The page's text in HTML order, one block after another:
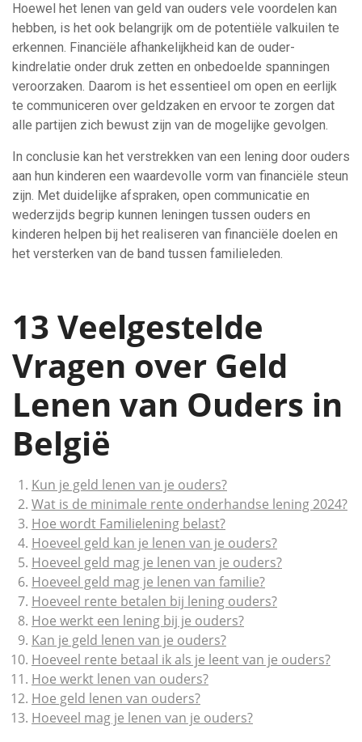
Hoewel het lenen van geld van ouders vele voordelen kan
hebben, is het ook belangrijk om de potentiële valkuilen te
erkennen. Financiële afhankelijkheid kan de ouder-
kindrelatie onder druk zetten en onbedoelde spanningen
veroorzaken. Daarom is het essentieel om open en eerlijk
te communiceren over geldzaken en ervoor te zorgen dat
alle partijen zich bewust zijn van de mogelijke gevolgen.
In conclusie kan het verstrekken van een lening door ouders
aan hun kinderen een waardevolle vorm van financiële steun
zijn. Met duidelijke afspraken, open communicatie en
wederzijds begrip kunnen leningen tussen ouders en
kinderen helpen bij het realiseren van financiële doelen en
het versterken van de band tussen familieleden.
13 Veelgestelde
Vragen over Geld
Lenen van Ouders in
België
Kun je geld lenen van je ouders?
Wat is de minimale rente onderhandse lening 2024?
Hoe wordt Familielening belast?
Hoeveel geld kan je lenen van je ouders?
Hoeveel geld mag je lenen van je ouders?
Hoeveel geld mag je lenen van familie?
Hoeveel rente betalen bij lening ouders?
Hoe werkt een lening bij je ouders?
Kan je geld lenen van je ouders?
Hoeveel rente betaal ik als je leent van je ouders?
Hoe werkt lenen van ouders?
Hoe geld lenen van ouders?
Hoeveel mag je lenen van je ouders?